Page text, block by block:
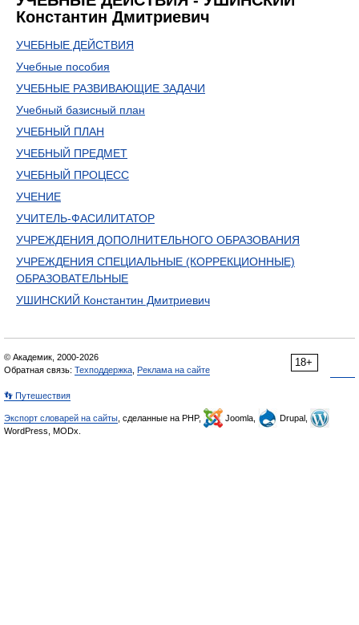
Константин Дмитриевич
УЧЕБНЫЕ ДЕЙСТВИЯ
Учебные пособия
УЧЕБНЫЕ РАЗВИВАЮЩИЕ ЗАДАЧИ
Учебный базисный план
УЧЕБНЫЙ ПЛАН
УЧЕБНЫЙ ПРЕДМЕТ
УЧЕБНЫЙ ПРОЦЕСС
УЧЕНИЕ
УЧИТЕЛЬ-ФАСИЛИТАТОР
УЧРЕЖДЕНИЯ ДОПОЛНИТЕЛЬНОГО ОБРАЗОВАНИЯ
УЧРЕЖДЕНИЯ СПЕЦИАЛЬНЫЕ (КОРРЕКЦИОННЫЕ)
ОБРАЗОВАТЕЛЬНЫЕ
УШИНСКИЙ Константин Дмитриевич
18+
© Академик, 2000-2026
Обратная связь: Техподдержка Реклама на сайте
👣 Путешествия
Экспорт словарей на сайты , сделанные на PHP, Joomla,
Drupal,
WordPress, MODx.